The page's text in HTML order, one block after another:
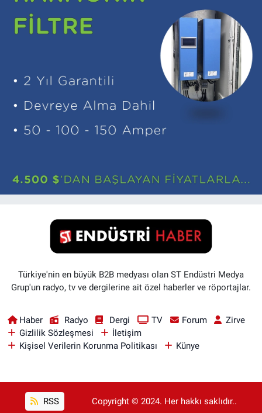
Türkiye'nin en büyük B2B medyası olan ST Endüstri Medya
Grup'un radyo, tv ve dergilerine ait özel haberler ve röportajlar.
Haber Radyo Dergi TV Forum
Zirve
Gizlilik Sözleşmesi
İletişim
Kişisel Verilerin Korunma Politikası
Künye
RSS Copyright © 2024. Her hakkı saklıdır..